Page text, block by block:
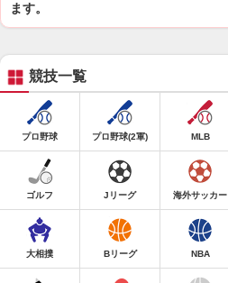
ます。
競技一覧
プロ野球 プロ野球(2軍) MLB
ゴルフ Jリーグ 海外サッカー
大相撲 Bリーグ NBA